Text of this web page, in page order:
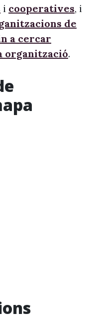
i cooperatives, i
de
a cercar
organització.